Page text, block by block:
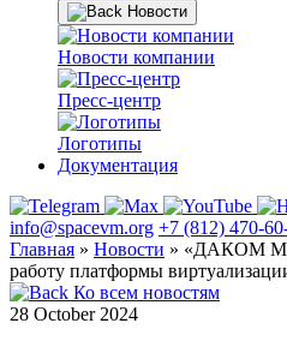
Новости
Новости компании
Пресс-центр
Логотипы
Документация
info@spacevm.org +7 (812) 470-
Главная » Новости » «ДАКОМ М»
работу платформы
Ко всем новостям
28 October 2024